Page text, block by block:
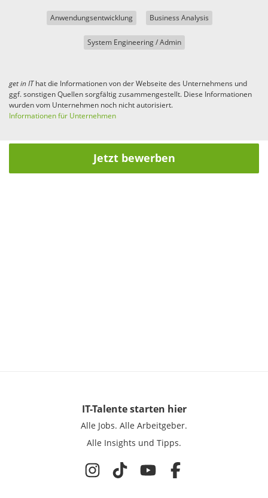
Anwendungsentwicklung Business Analysis
System Engineering / Admin
get in IThat die Informationen von der Webseite des Unternehmens und
ggf. sonstigen Quellen sorgfältig zusammengestellt. Diese Informationen
wurden vom Unternehmen noch nicht autorisiert.
Informationen für Unternehmen
Jetzt bewerben
IT-Talentestarten hier
Alle Jobs. Alle Arbeitgeber.
Alle Insights und Tipps.